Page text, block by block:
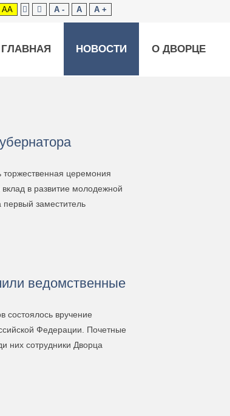
AA A - A A +
ГЛАВНАЯ НОВОСТИ О ДВОРЦЕ
торжественная церемония
в развитие молодежной
первый заместитель
ведомственные
состоялось вручение
Федерации. Почетные
них сотрудники Дворца